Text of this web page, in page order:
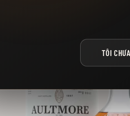
nhàng và vô cùng hài hòa.
100th Anniversary Edition không chỉ
với người yêu rượu trên toàn thế giới
TÔI